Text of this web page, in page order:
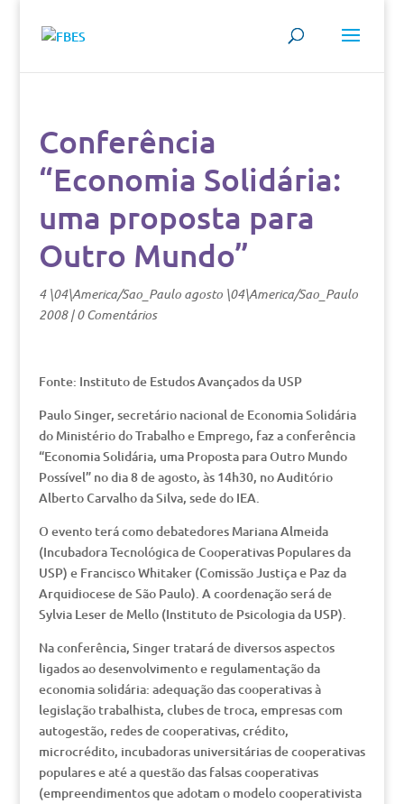
Conferência
“Economia Solidária:
uma proposta para
Outro Mundo”
4 \04\America/Sao_Paulo agosto \04\America/Sao_Paulo
2008|0 Comentários
Fonte: Instituto de Estudos Avançados da USP
Paulo Singer, secretário nacional de Economia Solidária
do Ministério do Trabalho e Emprego, faz a conferência
“Economia Solidária, uma Proposta para Outro Mundo
Possível” no dia 8 de agosto, às 14h30, no Auditório
Alberto Carvalho da Silva, sede do IEA.
O evento terá como debatedores Mariana Almeida
(Incubadora Tecnológica de Cooperativas Populares da
USP) e Francisco Whitaker (Comissão Justiça e Paz da
Arquidiocese de São Paulo). A coordenação será de
Sylvia Leser de Mello (Instituto de Psicologia da USP).
Na conferência, Singer tratará de diversos aspectos
ligados ao desenvolvimento e regulamentação da
economia solidária: adequação das cooperativas à
legislação trabalhista, clubes de troca, empresas com
autogestão, redes de cooperativas, crédito,
microcrédito, incubadoras universitárias de cooperativas
populares e até a questão das falsas cooperativas
(empreendimentos que adotam o modelo cooperativista